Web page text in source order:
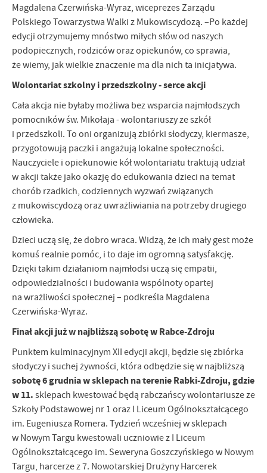
Magdalena Czerwińska-Wyraz, wiceprezes Zarządu
Polskiego Towarzystwa Walki z Mukowiscydozą. –Po każdej
edycji otrzymujemy mnóstwo miłych słów od naszych
podopiecznych, rodziców oraz opiekunów, co sprawia,
że wiemy, jak wielkie znaczenie ma dla nich ta inicjatywa.
Wolontariat szkolny i przedszkolny - serce akcji
Cała akcja nie byłaby możliwa bez wsparcia najmłodszych
pomocników św. Mikołaja - wolontariuszy ze szkół
i przedszkoli. To oni organizują zbiórki słodyczy, kiermasze,
przygotowują paczki i angażują lokalne społeczności.
Nauczyciele i opiekunowie kół wolontariatu traktują udział
w akcji także jako okazję do edukowania dzieci na temat
chorób rzadkich, codziennych wyzwań związanych
z mukowiscydozą oraz uwrażliwiania na potrzeby drugiego
człowieka.
Dzieci uczą się, że dobro wraca. Widzą, że ich mały gest może
komuś realnie pomóc, i to daje im ogromną satysfakcję.
Dzięki takim działaniom najmłodsi uczą się empatii,
odpowiedzialności i budowania wspólnoty opartej
na wrażliwości społecznej – podkreśla Magdalena
Czerwińska-Wyraz.
Finał akcji już w najbliższą sobotę w Rabce-Zdroju
Punktem kulminacyjnym XII edycji akcji, będzie się zbiórka
słodyczy i suchej żywności, która odbędzie się w najbliższą
sobotę 6 grudnia w sklepach na terenie Rabki-Zdroju, gdzie
w 11. sklepach kwestować będą rabczańscy wolontariusze ze
Szkoły Podstawowej nr 1 oraz I Liceum Ogólnokształcącego
im. Eugeniusza Romera. Tydzień wcześniej w sklepach
w Nowym Targu kwestowali uczniowie z I Liceum
Ogólnokształcącego im. Seweryna Goszczyńskiego w Nowym
Targu, harcerze z 7. Nowotarskiej Drużyny Harcerek